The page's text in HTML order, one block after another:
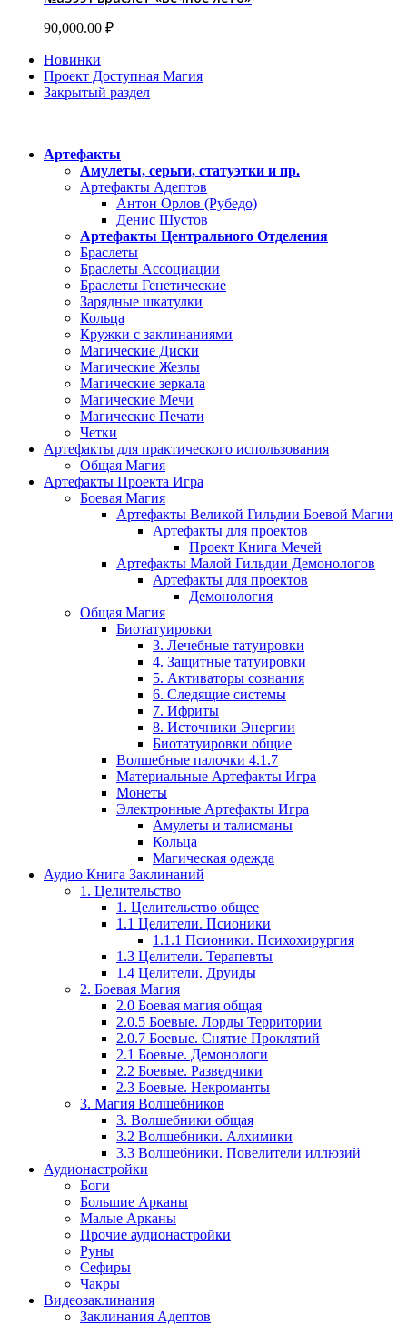
90,000.00 ₽
Новинки
Проект Доступная Магия
Закрытый раздел
Артефакты
Амулеты, серьги, статуэтки и пр.
Артефакты Адептов
Антон Орлов (Рубедо)
Денис Шустов
Артефакты Центрального Отделения
Браслеты
Браслеты Ассоциации
Браслеты Генетические
Зарядные шкатулки
Кольца
Кружки с заклинаниями
Магические Диски
Магические Жезлы
Магические зеркала
Магические Мечи
Магические Печати
Четки
Артефакты для практического использования
Общая Магия
Артефакты Проекта Игра
Боевая Магия
Артефакты Великой Гильдии Боевой Магии
Артефакты для проектов
Проект Книга Мечей
Артефакты Малой Гильдии Демонологов
Артефакты для проектов
Демонология
Общая Магия
Биотатуировки
3. Лечебные татуировки
4. Защитные татуировки
5. Активаторы сознания
6. Следящие системы
7. Ифриты
8. Источники Энергии
Биотатуировки общие
Волшебные палочки 4.1.7
Материальные Артефакты Игра
Монеты
Электронные Артефакты Игра
Амулеты и талисманы
Кольца
Магическая одежда
Аудио Книга Заклинаний
1. Целительство
1. Целительство общее
1.1 Целители. Псионики
1.1.1 Псионики. Психохирургия
1.3 Целители. Терапевты
1.4 Целители. Друиды
2. Боевая Магия
2.0 Боевая магия общая
2.0.5 Боевые. Лорды Территории
2.0.7 Боевые. Снятие Проклятий
2.1 Боевые. Демонологи
2.2 Боевые. Разведчики
2.3 Боевые. Некроманты
3. Магия Волшебников
3. Волшебники общая
3.2 Волшебники. Алхимики
3.3 Волшебники. Повелители иллюзий
Аудионастройки
Боги
Большие Арканы
Малые Арканы
Прочие аудионастройки
Руны
Сефиры
Чакры
Видеозаклинания
Заклинания Адептов